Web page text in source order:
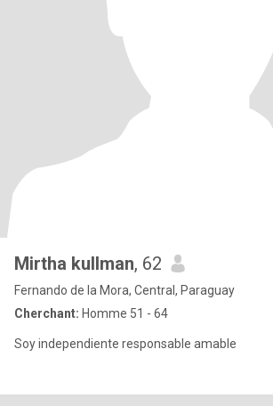
Mirtha kullman, 62
Fernando de la Mora, Central, Paraguay
Cherchant: Homme 51 - 64
Soy independiente responsable amable